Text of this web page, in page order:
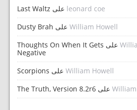
leonard coe على Last Waltz
William Howell على Dusty Brah
على Thoughts On When It Gets
Negative
William Howell على Scorpions
على The Truth, Version 8.2r6